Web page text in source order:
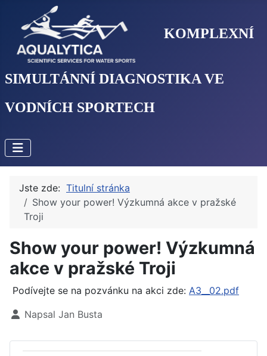
KOMPLEXNÍ
SIMULTÁNNÍ DIAGNOSTIKA VE
VODNÍCH SPORTECH
Jste zde: Titulní stránka
Show your power! Výzkumná akce v pražské
Troji
Show your power! Výzkumná
akce v pražské Troji
Podívejte se na pozvánku na akci zde: A3__02.pdf
Základní údaje
Napsal Jan Busta